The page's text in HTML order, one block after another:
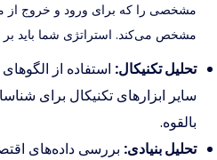
مشخصی را که برای ورود و خروج از
مشخص می‌کند. استراتژی شما باید بر
تحلیل تکنیکال: استفاده از الگوهای
سایر ابزارهای تکنیکال برای
بالقوه.
تحلیل بنیادی: بررسی داده‌های